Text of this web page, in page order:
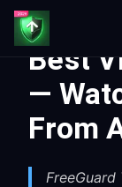
Best
—
From